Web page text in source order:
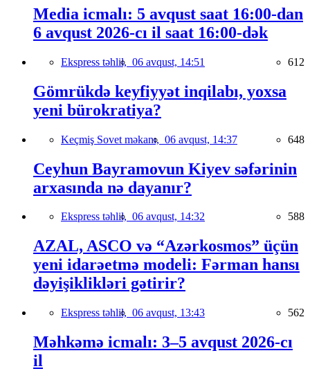
Media icmalı: 5 avqust saat 16:00-dan
6 avqust 2026-cı il saat 16:00-dək
Ekspress təhlil, 06 avqust, 14:51 612
Gömrükdə keyfiyyət inqilabı, yoxsa
yeni bürokratiya?
Keçmiş Sovet məkanı, 06 avqust, 14:37 648
Ceyhun Bayramovun Kiyev səfərinin
arxasında nə dayanır?
Ekspress təhlil, 06 avqust, 14:32 588
AZAL, ASCO və “Azərkosmos” üçün
yeni idarəetmə modeli: Fərman hansı
dəyişiklikləri gətirir?
Ekspress təhlil, 06 avqust, 13:43 562
Məhkəmə icmalı: 3–5 avqust 2026-cı
il